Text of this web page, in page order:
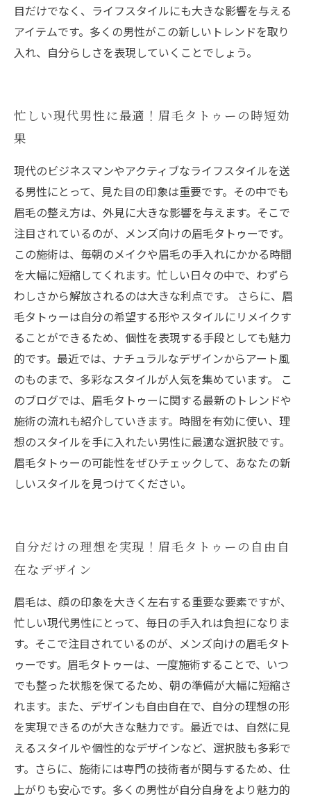
目だけでなく、ライフスタイルにも大きな影響を与える
アイテムです。多くの男性がこの新しいトレンドを取り
入れ、自分らしさを表現していくことでしょう。
忙しい現代男性に最適！眉毛タトゥーの時短効
果
現代のビジネスマンやアクティブなライフスタイルを送
る男性にとって、見た目の印象は重要です。その中でも
眉毛の整え方は、外見に大きな影響を与えます。そこで
注目されているのが、メンズ向けの眉毛タトゥーです。
この施術は、毎朝のメイクや眉毛の手入れにかかる時間
を大幅に短縮してくれます。忙しい日々の中で、わずら
わしさから解放されるのは大きな利点です。 さらに、眉
毛タトゥーは自分の希望する形やスタイルにリメイクす
ることができるため、個性を表現する手段としても魅力
的です。最近では、ナチュラルなデザインからアート風
のものまで、多彩なスタイルが人気を集めています。 こ
のブログでは、眉毛タトゥーに関する最新のトレンドや
施術の流れも紹介していきます。時間を有効に使い、理
想のスタイルを手に入れたい男性に最適な選択肢です。
眉毛タトゥーの可能性をぜひチェックして、あなたの新
しいスタイルを見つけてください。
自分だけの理想を実現！眉毛タトゥーの自由自
在なデザイン
眉毛は、顔の印象を大きく左右する重要な要素ですが、
忙しい現代男性にとって、毎日の手入れは負担になりま
す。そこで注目されているのが、メンズ向けの眉毛タト
ゥーです。眉毛タトゥーは、一度施術することで、いつ
でも整った状態を保てるため、朝の準備が大幅に短縮さ
れます。また、デザインも自由自在で、自分の理想の形
を実現できるのが大きな魅力です。最近では、自然に見
えるスタイルや個性的なデザインなど、選択肢も多彩で
す。さらに、施術には専門の技術者が関与するため、仕
上がりも安心です。多くの男性が自分自身をより魅力的